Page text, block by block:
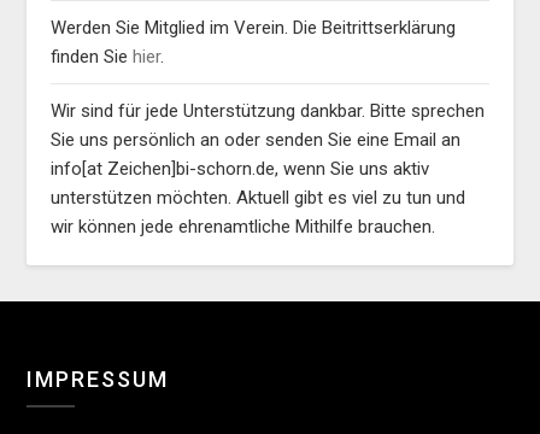
Werden Sie Mitglied im Verein. Die Beitrittserklärung
finden Siehier.
Wir sind für jede Unterstützung dankbar. Bitte sprechen
Sie uns persönlich an oder senden Sie eine Email an
info[at Zeichen]bi-schorn.de, wenn Sie uns aktiv
unterstützen möchten. Aktuell gibt es viel zu tun und
wir können jede ehrenamtliche Mithilfe brauchen.
IMPRESSUM